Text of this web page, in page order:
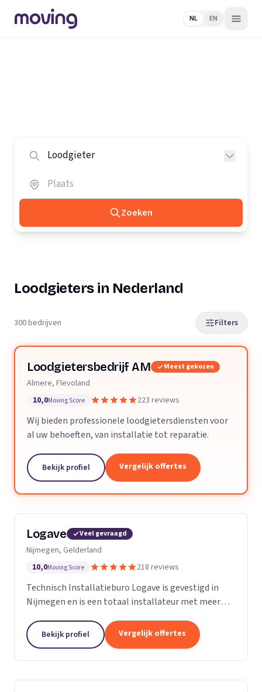
NL EN
Zoeken
Loodgieters in Nederland
300 bedrijven Filters
Loodgietersbedrijf AM Meest gekozen
Almere, Flevoland
10,0Moving Score 223 reviews
Wij bieden professionele loodgietersdiensten voor
al uw behoeften, van installatie tot reparatie.
Bekijk profiel Vergelijk offertes
Logave Veel gevraagd
Nijmegen, Gelderland
10,0Moving Score 218 reviews
Technisch Installatieburo Logave is gevestigd in
Nijmegen en is een totaal installateur met meer
cv-combiketels, maar zijn gespecialiseerd in de...
Bekijk profiel Vergelijk offertes